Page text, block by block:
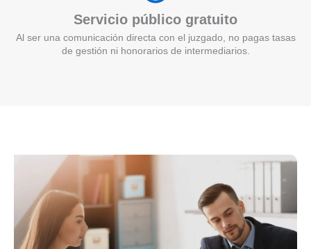
Servicio público gratuito
Al ser una comunicación directa con el juzgado, no pagas tasas
de gestión ni honorarios de intermediarios.